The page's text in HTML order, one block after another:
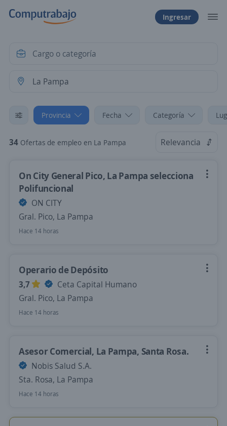
Ingresar
Provincia Fecha Categoría
34 Ofertas de empleo en La Pampa Relevancia
On City General Pico, La Pampa selecciona
Polifuncional
ON CITY
Gral. Pico, La Pampa
Hace 14 horas
Operario de Depósito
3,7
Ceta Capital Humano
Gral. Pico, La Pampa
Hace 14 horas
Asesor Comercial, La Pampa, Santa Rosa.
Nobis Salud S.A.
Sta. Rosa, La Pampa
Hace 14 horas